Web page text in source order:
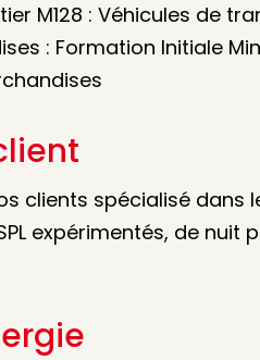
M128 : Véhicules de
: Formation Initiale
clients spécialisé dans
expérimentés, de nuit